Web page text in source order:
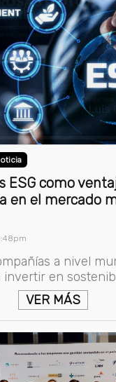
ESG como
en el mercado
a nivel
en
VER MÁS